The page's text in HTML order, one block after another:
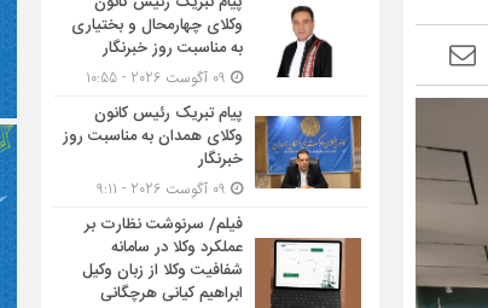
وکلای چهارمحال و بختیاری
به مناسبت روز خبرنگار
پیام تبریک رئیس کانون
وکلای همدان به مناسبت روز
خبرنگار
فیلم/ سرنوشت نظارت بر
عملکرد وکلا در سامانه
شفافیت وکلا از زبان وکیل
ابراهیم کیانی هرچگانی